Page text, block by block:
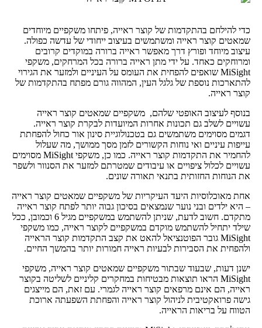
כדי להילחם בהתקדמות של קוצר ראייה, פיתחו משקפיים מיוחדים
שמאטים קוצר ראייה ומשתמשים בעיצוב ייחודי של עדשה כפולה.
עיצוב מיוחד ופורץ דרך מאפשר ראייה ברורה במוקדים קרובים
ומרוחקים כאחד. על ידי מתן ראייה ברורה בכל המרחקים, משקפי
MiSight שואפים להפחית את העומס על העיניים ולמזער את הגירוי
להתארכות נוספת של גלגל העין, המהווה גורם מפתח בהתקדמות של
קוצר ראייה.
בנוסף לעיצוב האופטי שלהם, משקפיים שמאטים קוצר ראייה
עשויים לשלב גם תכונות אחרות המיועדות לבקרת קוצר ראייה.
דגמים מסוימים משתמשים גם בטכנולוגיית סינון אור כחול להפחתת
עייפות עיניים ואי נוחות הקשורים לזמן מסך ממושך, מה שעלול
להחמיר את התקדמות קוצר ראייה. כמו כן, משקפי MiSight מסוימים
עשויים לכלול ציפויים או עיבודים שמטרתם למזער את הסנוור ולשפר
את הנוחות החזותית בתנאי תאורה שונים.
אחת מאוכלוסיות היעד העיקריות של משקפיים שמאטים קוצר ראייה
– היא ילדים ובני נוער שנמצאים בסיכון גבוה יותר לפתח קוצר ראייה
מתקדם. חשוב לדעת, שניתן להשתמש במשקפיים מגיל 6 וכמובן, ככל
שילד יתחיל להשתמש מוקדם במשקפיים לקוצר ראייה, כמו משקפי
MiSight גובר הפוטנציאל להאט את קצב התקדמות קוצר הראייה
ולהפחית את הסבירות לבעיות ראייה חמורות יותר בהמשך החיים.
ישנן דעות, שבעוד שבתור משקפיים שמאטים קוצר ראייה, משקפי
MiSight הראו תוצאות מבטיחות במחקרים קליניים לשליטה בקוצר
ראייה, הם אינם מרפאים קוצר ראייה לגמרי. עם זאת, הם מייצגים
גישה פרואקטיבית לניהול קוצר ראייה והפחתת השפעתה ארוכת
הטווח על בריאות הראייה.